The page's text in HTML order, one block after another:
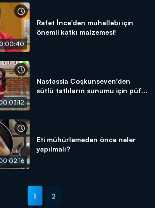
Rafet İnce'den muhallebi için
önemli katkı malzemesi!
Nastassia Coşkunseven'den
sütlü tatlıların sunumu için püf
Eti mühürlemeden önce neler
yapılmalı?
1 2